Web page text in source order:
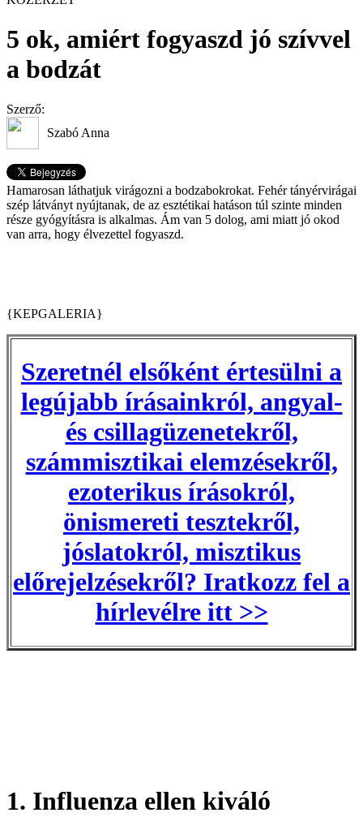
5 ok, amiért fogyaszd jó szívvel
a bodzát
Szerző:
Szabó Anna
Hamarosan láthatjuk virágozni a bodzabokrokat. Fehér tányérvirágai
szép látványt nyújtanak, de az esztétikai hatáson túl szinte minden
része gyógyításra is alkalmas. Ám van 5 dolog, ami miatt jó okod
van arra, hogy élvezettel fogyaszd.
{KEPGALERIA}
Szeretnél elsőként értesülni a
legújabb írásainkról, angyal-
és csillagüzenetekről,
számmisztikai elemzésekről,
ezoterikus írásokról,
önismereti tesztekről,
jóslatokról, misztikus
előrejelzésekről? Iratkozz fel a
hírlevélre itt >>
1. Influenza ellen kiváló